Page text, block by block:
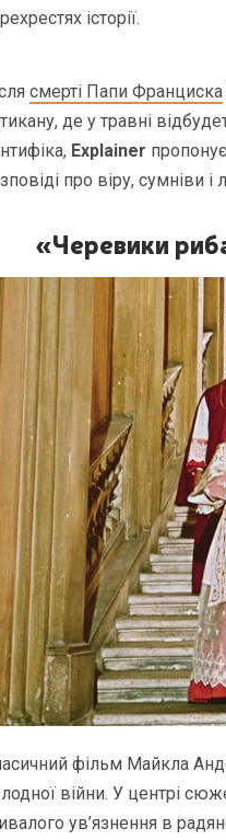
історії.
смерті Папи Франциска
де у травні
Explainer
про віру, сумніви
«Черевики
фільм Майкла
війни. У центрі
ув’язнення в